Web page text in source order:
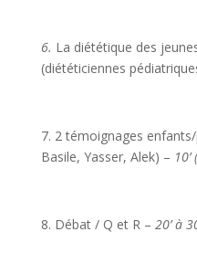
6. La diététique des
(diététiciennes
7. 2 témoignages
Basile, Yasser, Alek) –
8. Débat / Q et R – 20’ à